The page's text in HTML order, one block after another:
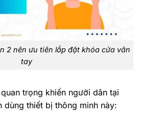
2 nên ưu tiên lắp đặt khóa cửa vân
tay
trọng khiến người dân tại
dùng thiết bị thông minh này: